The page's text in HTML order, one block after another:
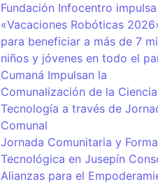
Fundación Infocentro
«Vacaciones Robóticas
para beneficiar a más de 7
niños y jóvenes en todo el
Cumaná Impulsan la
Comunalización de la
Tecnología a través de
Comunal
Jornada Comunitaria y
Tecnológica en Jusepín
Alianzas para el